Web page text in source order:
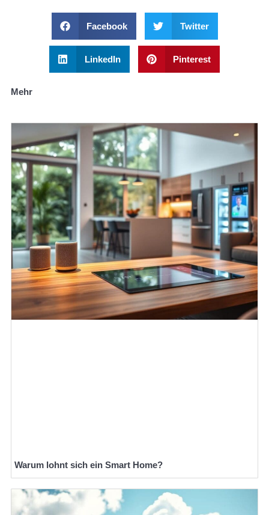
Facebook Twitter
LinkedIn Pinterest
Mehr
Warum lohnt sich ein Smart Home?